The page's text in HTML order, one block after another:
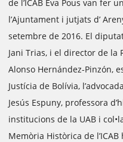
de l’ICAB Eva Pous van fer
l’Ajuntament i jutjats d’
setembre de 2016. El
Jani Trias, i el director de la
Alonso Hernández-Pinzón,
Justícia de Bolívia,
Jesús Espuny, professora
institucions de la UAB i
Memòria Històrica de